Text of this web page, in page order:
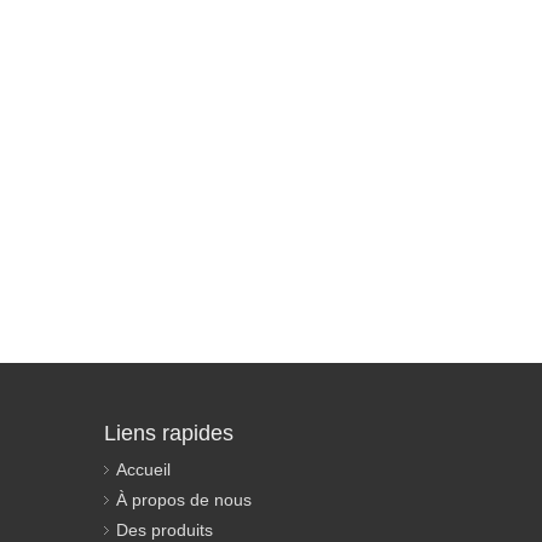
Liens rapides
Accueil
À propos de nous
Des produits